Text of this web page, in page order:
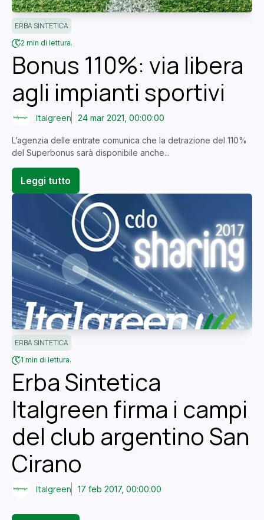
ERBA SINTETICA
2 min di lettura.
Bonus 110%: via libera
agli impianti sportivi
Italgreen 24 mar 2021, 00:00:00
L’agenzia delle entrate comunica che la detrazione del 110%
del Superbonus sarà disponibile anche...
Leggi tutto
ERBA SINTETICA
1 min di lettura.
Erba Sintetica
Italgreen firma i campi
del club argentino San
Cirano
Italgreen 17 feb 2017, 00:00:00